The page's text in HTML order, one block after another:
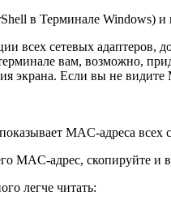
в Терминале Windows)
всех сетевых адаптеров,
вам, возможно,
экрана. Если вы не
MAC-адреса всех
адрес, скопируйте и
легче читать: